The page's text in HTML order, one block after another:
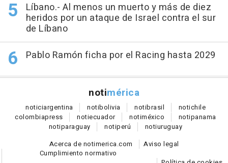
Líbano.- Al menos un muerto y más de diez
heridos por un ataque de Israel contra el sur
de Líbano
Pablo Ramón ficha por el Racing hasta 2029
notimérica
noticiargentina notibolivia notibrasil notichile
colombiapress notiecuador notiméxico notipanama
notiparaguay notiperú notiuruguay
Acerca de notimerica.com
Aviso legal
Cumplimiento normativo